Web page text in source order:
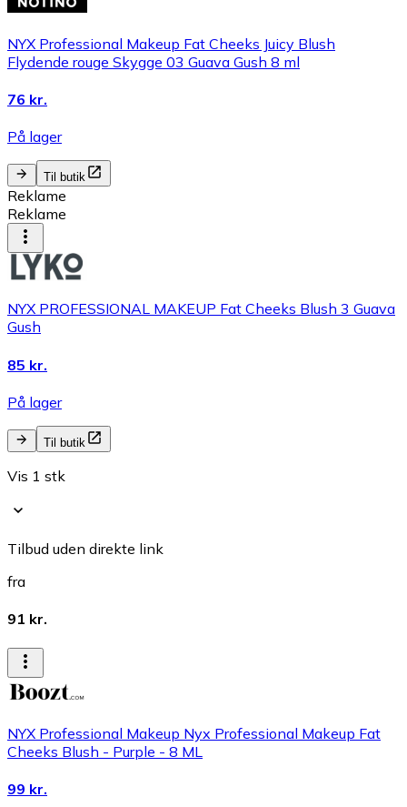
NYX Professional Makeup Fat Cheeks Juicy Blush
Flydende rouge Skygge 03 Guava Gush 8 ml
76 kr.
På lager
Til butik
Reklame
Reklame
NYX PROFESSIONAL MAKEUP Fat Cheeks Blush 3 Guava
Gush
85 kr.
På lager
Til butik
Vis 1 stk
Tilbud uden direkte link
fra
91 kr.
NYX Professional Makeup Nyx Professional Makeup Fat
Cheeks Blush - Purple - 8 ML
99 kr.